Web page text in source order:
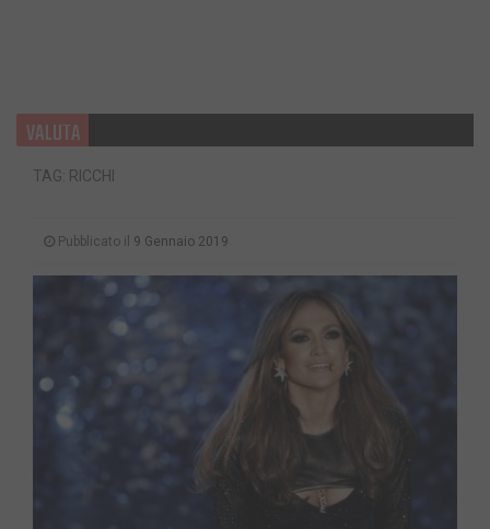
VALUTA
TAG: RICCHI
Pubblicato il 9 Gennaio 2019